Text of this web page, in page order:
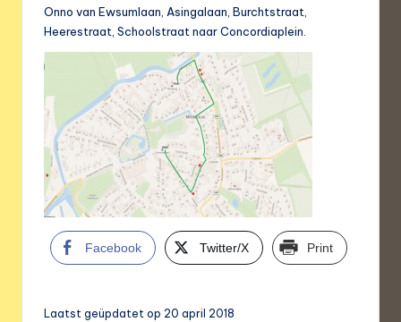
Onno van Ewsumlaan, Asingalaan, Burchtstraat,
Heerestraat, Schoolstraat naar Concordiaplein.
Facebook Twitter/X Print
Laatst geüpdatet op 20 april 2018